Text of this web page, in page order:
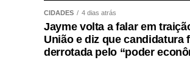
para todos os candidatos.
CIDADES 4 dias atrás
Jayme volta a falar em
União e diz que candidatura
derrotada pelo “poder